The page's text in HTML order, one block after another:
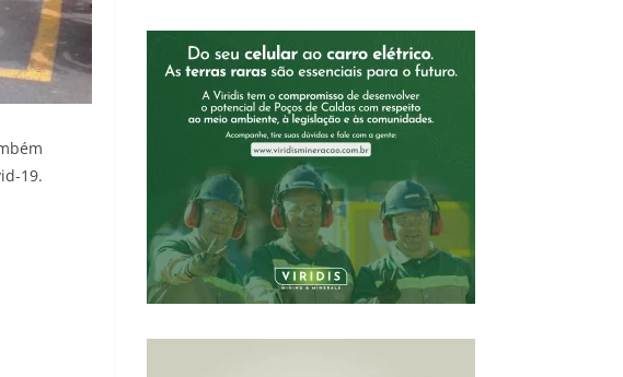
19.